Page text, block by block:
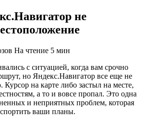
не
На чтение 5 мин
с ситуацией, когда вам срочно
но Яндекс.Навигатор все еще не
на карте либо застыл на месте,
а то и вовсе пропал. Это одна
и неприятных проблем, которая
ваши планы.